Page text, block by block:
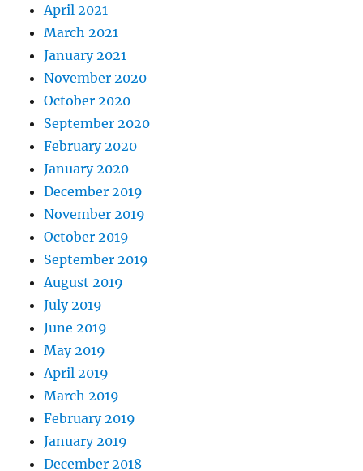
April 2021
March 2021
January 2021
November 2020
October 2020
September 2020
February 2020
January 2020
December 2019
November 2019
October 2019
September 2019
August 2019
July 2019
June 2019
May 2019
April 2019
March 2019
February 2019
January 2019
December 2018